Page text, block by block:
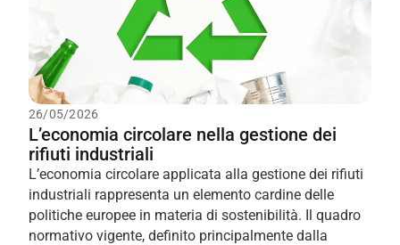
26/05/2026
L’economia circolare nella gestione dei
rifiuti industriali
L’economia circolare applicata alla gestione dei rifiuti
industriali rappresenta un elemento cardine delle
politiche europee in materia di sostenibilità. Il quadro
normativo vigente, definito principalmente dalla